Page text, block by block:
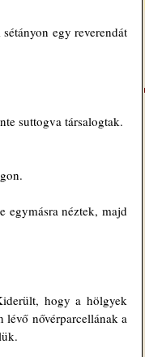
egy reverendát
suttogva társalogtak.
egymásra néztek, majd
hogy a hölgyek
lévő nővérparcellának a